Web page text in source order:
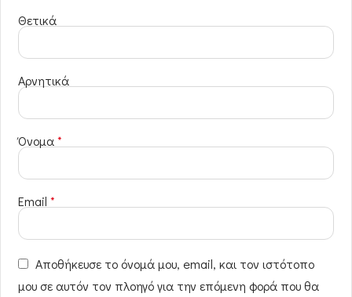
Θετικά
Αρνητικά
Όνομα*
Email *
Αποθήκευσε το όνομά μου, email, και τον ιστότοπο
μου σε αυτόν τον πλοηγό για την επόμενη φορά που θα